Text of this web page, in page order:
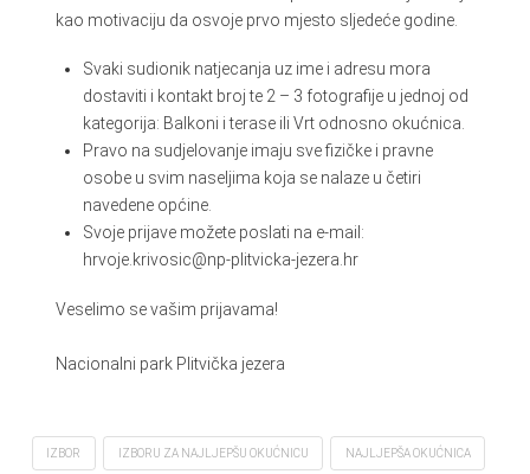
kao motivaciju da osvoje prvo mjesto sljedeće godine.
Svaki sudionik natjecanja uz ime i adresu mora
dostaviti i kontakt broj te 2 – 3 fotografije u jednoj od
kategorija: Balkoni i terase ili Vrt odnosno okućnica.
Pravo na sudjelovanje imaju sve fizičke i pravne
osobe u svim naseljima koja se nalaze u četiri
navedene općine.
Svoje prijave možete poslati na e-mail:
hrvoje.krivosic@np-plitvicka-jezera.hr
Veselimo se vašim prijavama!
Nacionalni park Plitvička jezera
IZBOR IZBORU ZA NAJLJEPŠU OKUĆNICU NAJLJEPŠA OKUĆNICA